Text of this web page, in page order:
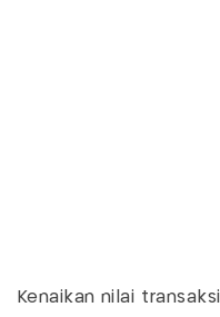
Kenaikan nilai